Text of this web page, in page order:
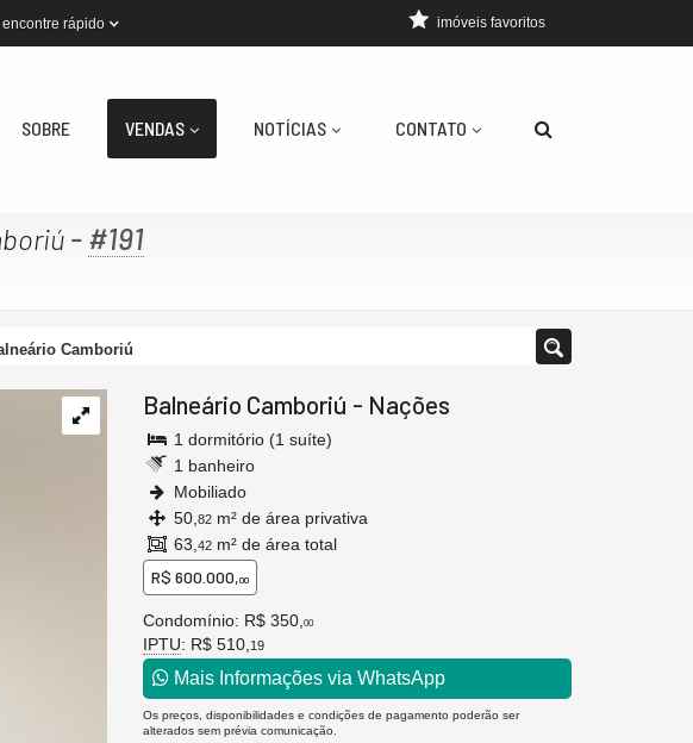
encontre rápido imóveis favoritos
SOBRE VENDAS NOTÍCIAS CONTATO
- #191
Camboriú
Balneário Camboriú - Nações
1 dormitório (1 suíte)
1 banheiro
Mobiliado
50, 82 m² de área privativa
63, 42 m² de área total
R$ 600.000,00
Condomínio: R$ 350, 00
IPTU: R$ 510, 19
Mais Informações via WhatsApp
Os preços, disponibilidades e condições de pagamento poderão ser
alterados sem prévia comunicação.